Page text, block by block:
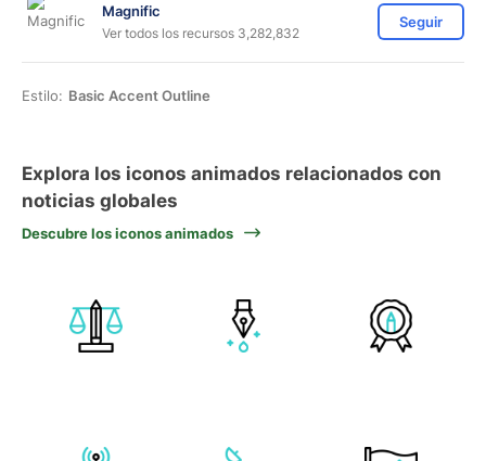
Magnific
Ver todos los recursos 3,282,832
Seguir
Estilo: Basic Accent Outline
Explora los iconos animados relacionados con
noticias globales
Descubre los iconos animados